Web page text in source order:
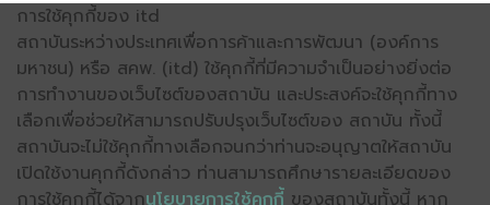
การใช้คุกกี้ของ itd
สถาบันระหว่างประเทศเพื่อการค้าและการพัฒนา (องค์การ
มหาชน) หรือ สคพ. (itd) ใช้คุกกี้ที่มีความจำเป็นอย่างยิ่งต่อ
การทำงานของเว็บไซต์ของสถาบัน และประสงค์จะใช้คุกกี้ทาง
เลือกเพื่อช่วยให้สามารถปรับปรุงเว็บไซต์ของ สถาบัน ทั้งนี้
สถาบันจะไม่ใช้คุกกี้ทางเลือกจนกว่าท่านจะอนุญาตให้สถาบัน
เปิดใช้งานคุกกี้ดังกล่าว ท่านสามารถศึกษารายละเอียดของ
การใช้คุกกี้ได้จากนโยบายการใช้คุกกี้ ของสถาบันทั้งนี้ หาก